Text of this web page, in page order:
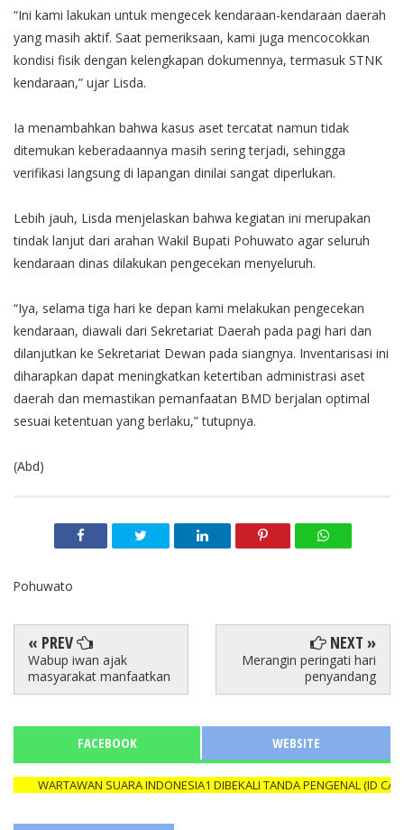
“Ini kami lakukan untuk mengecek kendaraan-kendaraan daerah
yang masih aktif. Saat pemeriksaan, kami juga mencocokkan
kondisi fisik dengan kelengkapan dokumennya, termasuk STNK
kendaraan,” ujar Lisda.
Ia menambahkan bahwa kasus aset tercatat namun tidak
ditemukan keberadaannya masih sering terjadi, sehingga
verifikasi langsung di lapangan dinilai sangat diperlukan.
Lebih jauh, Lisda menjelaskan bahwa kegiatan ini merupakan
tindak lanjut dari arahan Wakil Bupati Pohuwato agar seluruh
kendaraan dinas dilakukan pengecekan menyeluruh.
“Iya, selama tiga hari ke depan kami melakukan pengecekan
kendaraan, diawali dari Sekretariat Daerah pada pagi hari dan
dilanjutkan ke Sekretariat Dewan pada siangnya. Inventarisasi ini
diharapkan dapat meningkatkan ketertiban administrasi aset
daerah dan memastikan pemanfaatan BMD berjalan optimal
sesuai ketentuan yang berlaku,” tutupnya.
(Abd)
Pohuwato
« PREV
Wabup iwan ajak
masyarakat manfaatkan
NEXT »
Merangin peringati hari
penyandang
FACEBOOK WEBSITE
WARTAWAN SUARA INDONESIA1 DIBEKALI TANDA PENGENAL (ID